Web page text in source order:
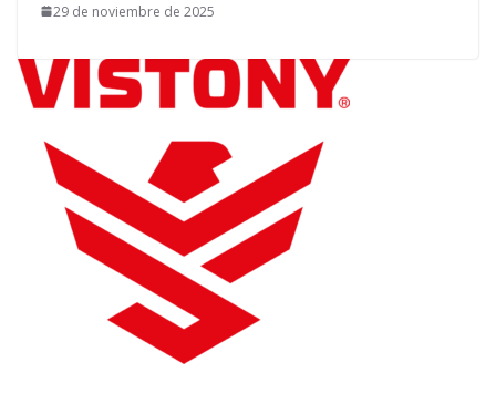
29 de noviembre de 2025